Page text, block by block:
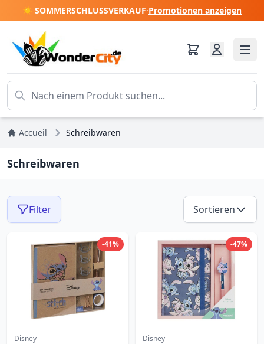
☀️ SOMMERSCHLUSSVERKAUF·Promotionen anzeigen
Accueil Schreibwaren
Schreibwaren
Filter Sortieren
-41%
Disney
-47%
Disney